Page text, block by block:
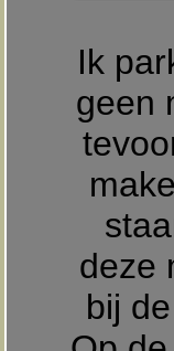
Ik
geen
deze
bij